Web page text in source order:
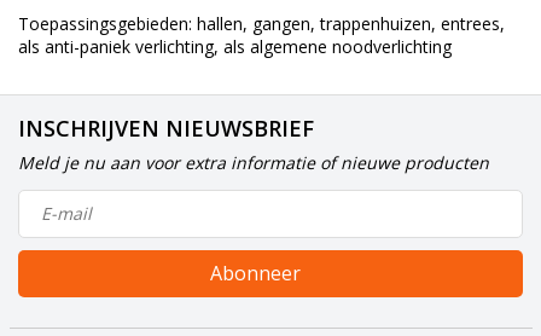
Toepassingsgebieden: hallen, gangen, trappenhuizen, entrees,
als anti-paniek verlichting, als algemene noodverlichting
INSCHRIJVEN NIEUWSBRIEF
Meld je nu aan voor extra informatie of nieuwe producten
Abonneer